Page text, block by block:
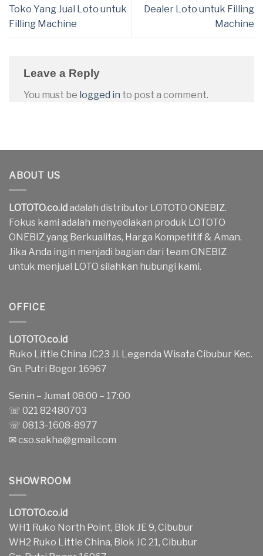
Toko Yang Jual Loto untuk
Filling Machine
Dealer Loto untuk Filling
Machine
Leave a Reply
You must be logged in to post a comment.
ABOUT US
LOTOTO.co.idadalah distributor LOTOTO ONEBIZ.
Fokus kami adalah menyediakan produk LOTOTO
ONEBIZ yang Berkualitas, Harga Kompetitif & Aman.
Jika Anda ingin menjadi bagian dari team ONEBIZ
untuk menjual LOTO silahkan hubungi kami.
OFFICE
LOTOTO.co.id
Ruko Little China JC23 Jl. Legenda Wisata Cibubur Kec.
Gn. Putri Bogor 16967
Senin – Jumat 08:00 – 17:00
☏ 021 82480703
☏ 0813-1608-8977
✉cso.sakha@gmail.com
SHOWROOM
LOTOTO.co.id
WH1 Ruko North Point, Blok JE 9, Cibubur
WH2 Ruko Little China, Blok JC 21, Cibubur